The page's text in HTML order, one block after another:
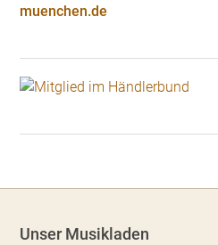
muenchen.de
Unser Musikladen